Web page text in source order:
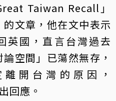
Taiwan Recall」
的文章，他在文中表示
英國，直言台灣過去
論空間」已蕩然無存，
開台灣的原因，
回應。